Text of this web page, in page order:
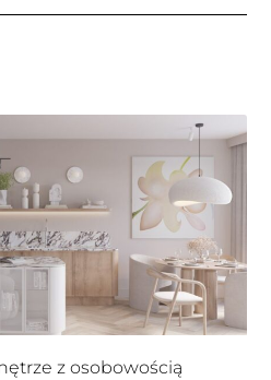
z osobowością